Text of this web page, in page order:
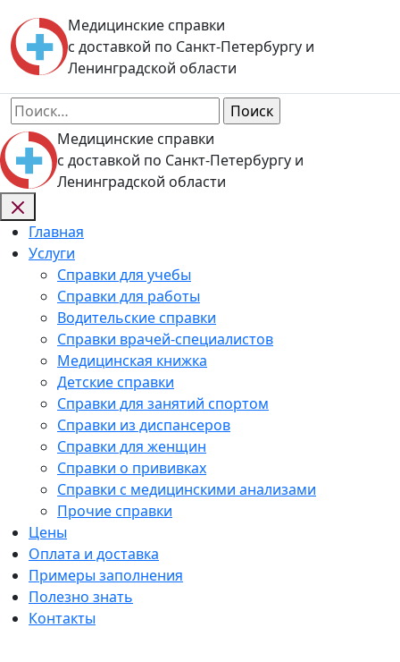
to
content
Медицинские справки
с доставкой по Санкт-Петербургу и
Ленинградской области
Найти:
Медицинские справки
с доставкой по Санкт-Петербургу и
Ленинградской области
Главная
Услуги
Справки для учебы
Справки для работы
Водительские справки
Справки врачей-специалистов
Медицинская книжка
Детские справки
Справки для занятий спортом
Справки из диспансеров
Справки для женщин
Справки о прививках
Справки с медицинскими анализами
Прочие справки
Цены
Оплата и доставка
Примеры заполнения
Полезно знать
Контакты